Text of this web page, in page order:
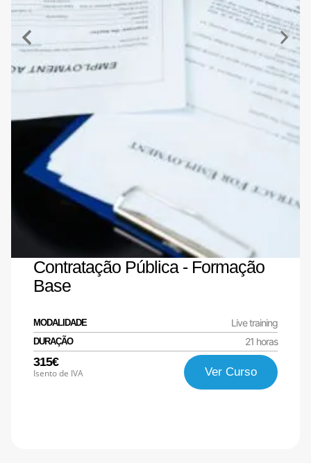
Contratação Pública - Formação
Base
MODALIDADE Live training
DURAÇÃO 21 horas
315€
Isento de IVA Ver Curso